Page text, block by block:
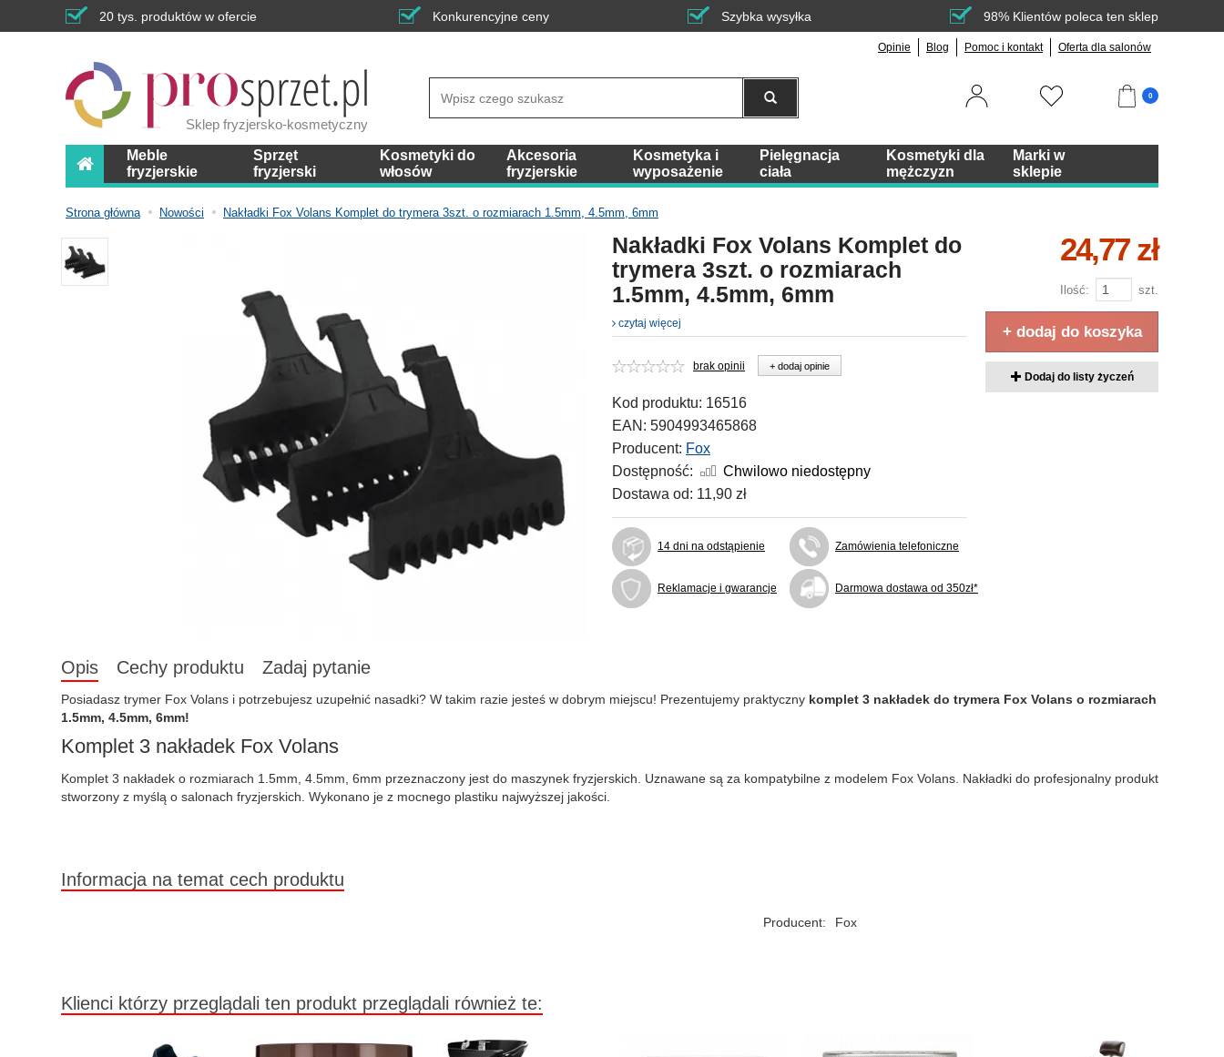
20 tys. produktów w ofercie Konkurencyjne ceny Szybka wysyłka 98% Klientów poleca ten sklep
Opinie Blog Pomoc i kontakt Oferta dla salonów
Sklep fryzjersko-kosmetyczny
0
Meble
fryzjerskie
Sprzęt
fryzjerski
Kosmetyki do
włosów
Akcesoria
fryzjerskie
Kosmetyka i
wyposażenie
Pielęgnacja
ciała
Kosmetyki dla
mężczyzn
Marki w
sklepie
Strona główna Nowości Nakładki Fox Volans Komplet do trymera 3szt. o rozmiarach 1.5mm, 4.5mm, 6mm
Nakładki Fox Volans Komplet do
trymera 3szt. o rozmiarach
1.5mm, 4.5mm, 6mm
czytaj więcej
brak opinii + dodaj opinie
Kod produktu: 16516
EAN: 5904993465868
Producent: Fox
Dostępność:
Chwilowo niedostępny
Dostawa od: 11,90 zł
14 dni na odstąpienie Zamówienia telefoniczne
Reklamacje i gwarancje Darmowa dostawa od 350zł*
24,77 zł
Ilość: szt.
+ dodaj do koszyka
Dodaj do listy życzeń
Opis Cechy produktu Zadaj pytanie
Posiadasz trymer Fox Volans i potrzebujesz uzupełnić nasadki? W takim razie jesteś w dobrym miejscu! Prezentujemy praktyczny komplet 3 nakładek do trymera Fox Volans o rozmiarach
1.5mm, 4.5mm, 6mm!
Komplet 3 nakładek Fox Volans
Komplet 3 nakładek o rozmiarach 1.5mm, 4.5mm, 6mm przeznaczony jest do maszynek fryzjerskich. Uznawane są za kompatybilne z modelem Fox Volans. Nakładki do profesjonalny produkt
stworzony z myślą o salonach fryzjerskich. Wykonano je z mocnego plastiku najwyższej jakości.
Informacja na temat cech produktu
Producent: Fox
Klienci którzy przeglądali ten produkt przeglądali również te: